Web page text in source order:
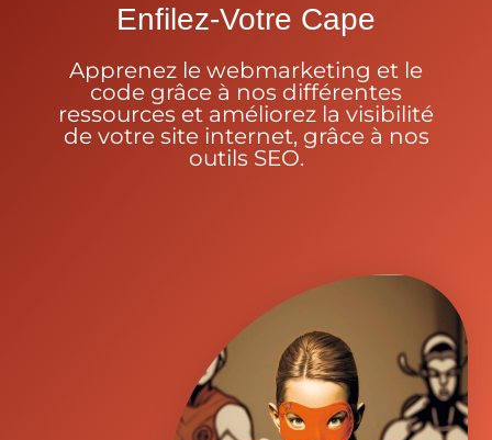
Enfilez-Votre Cape
Apprenez le webmarketing et le
code grâce à nos différentes
ressources et améliorez la visibilité
de votre site internet, grâce à nos
outils SEO.